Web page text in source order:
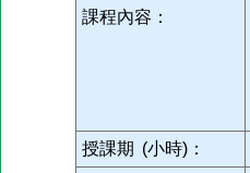
課程內容：
授課期 (小時)：